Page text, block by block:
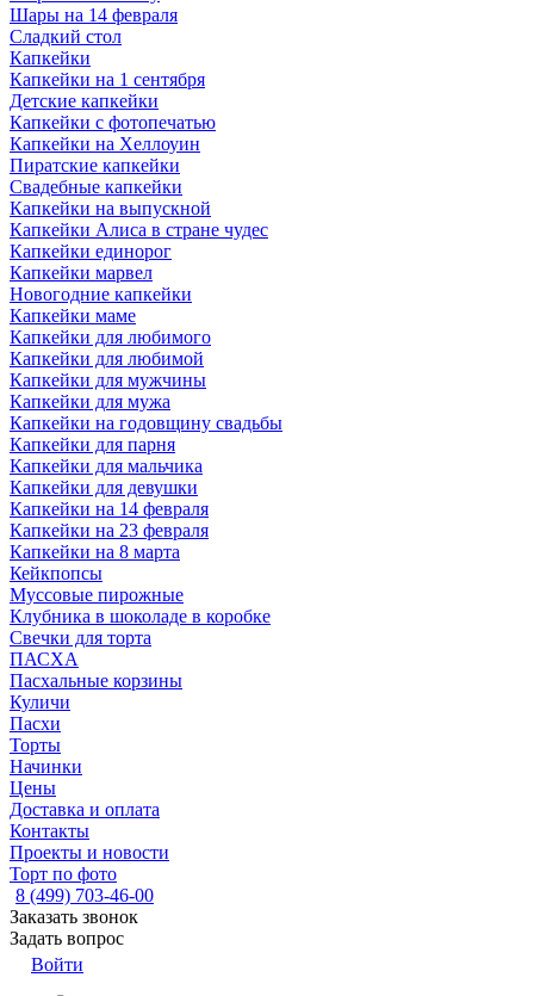
Шары на 14 февраля
Сладкий стол
Капкейки
Капкейки на 1 сентября
Детские капкейки
Капкейки с фотопечатью
Капкейки на Хеллоуин
Пиратские капкейки
Свадебные капкейки
Капкейки на выпускной
Капкейки Алиса в стране чудес
Капкейки единорог
Капкейки марвел
Новогодние капкейки
Капкейки маме
Капкейки для любимого
Капкейки для любимой
Капкейки для мужчины
Капкейки для мужа
Капкейки на годовщину свадьбы
Капкейки для парня
Капкейки для мальчика
Капкейки для девушки
Капкейки на 14 февраля
Капкейки на 23 февраля
Капкейки на 8 марта
Кейкпопсы
Муссовые пирожные
Клубника в шоколаде в коробке
Свечки для торта
ПАСХА
Пасхальные корзины
Куличи
Пасхи
Торты
Начинки
Цены
Доставка и оплата
Контакты
Проекты и новости
Торт по фото
8 (499) 703-46-00
Заказать звонок
Задать вопрос
Войти